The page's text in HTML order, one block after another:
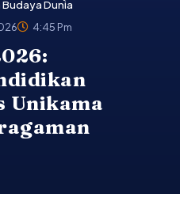
Dunia
4:45 Pm
Unikama